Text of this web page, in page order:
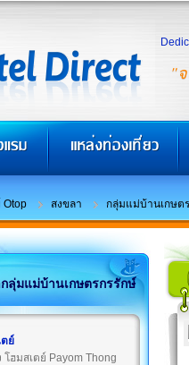
"
Otop สงขลา กลุ่มแม่บ้านเกษต
ลุ่มแม่บ้านเกษตรกรรักษ์
ตย์
โฮมสเตย์ Payom Thong